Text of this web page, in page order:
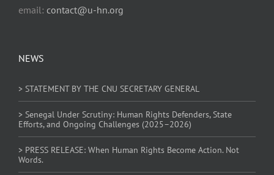
NEWS
> STATEMENT BY THE CNU SECRETARY GENERAL
> Senegal Under Scrutiny: Human Rights Defenders, State
Efforts, and Ongoing Challenges (2025–2026)
> PRESS RELEASE: When Human Rights Become Action. Not
Words.
email: contact@u-hn.org